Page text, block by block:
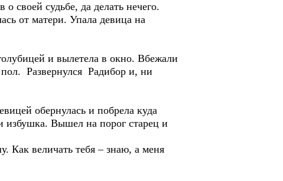
своей судьбе, да делать нечего.
от матери. Упала девица на
и вылетела в окно. Вбежали
Развернулся Радибор и, ни
обернулась и побрела куда
избушка. Вышел на порог старец и
Как величать тебя – знаю, а меня